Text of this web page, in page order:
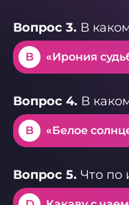
Вопрос 3. В
B «Ирония
Вопрос 4. В
B «Белое
Вопрос 5. Что по